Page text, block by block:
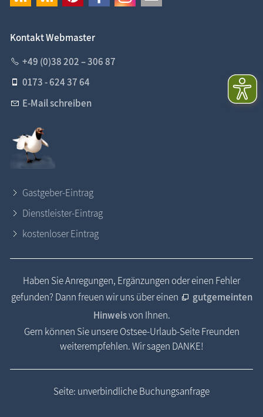
Kontakt Webmaster
+49 (0)38 202 – 306 87
0173 - 624 37 64
E-Mail schreiben
Gastgeber-Eintrag
Dienstleister-Eintrag
kostenloser Eintrag
Haben Sie Anregungen, Ergänzungen oder einen Fehler
gefunden? Dann freuen wir uns über einen
gutgemeinten
Hinweisvon Ihnen.
Gern können Sie unsere Ostsee-Urlaub-Seite Freunden
weiterempfehlen. Wir sagen DANKE!
Seite: unverbindliche Buchungsanfrage